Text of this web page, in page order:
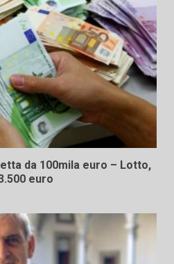
da 100mila euro – Lotto,
euro